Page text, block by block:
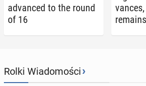
ad­vanced to the round
of 16
Rolki Wiadomości›